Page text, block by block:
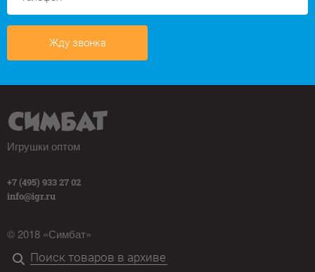
Жду звонка
Игрушки оптом
+7 (495) 933 27 02
info@igr.ru
© 2018 «Симбат»